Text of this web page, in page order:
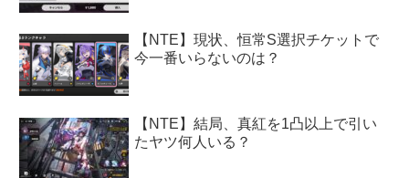
【NTE】現状、恒常S選択チケットで
今一番いらないのは？
【NTE】結局、真紅を1凸以上で引い
たヤツ何人いる？